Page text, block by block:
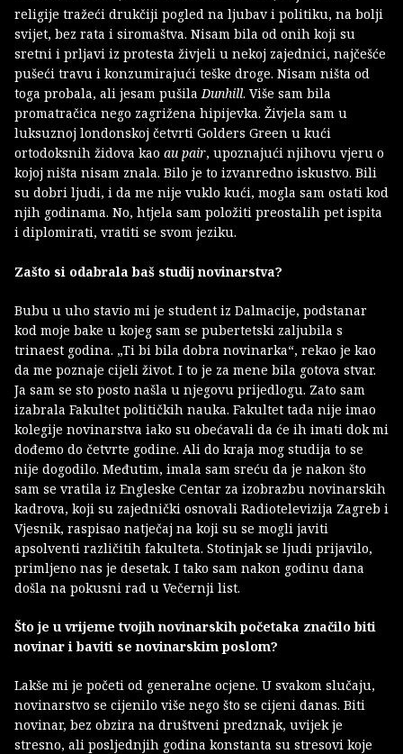
religije tražeći drukčiji pogled na ljubav i politiku, na bolji
svijet, bez rata i siromaštva. Nisam bila od onih koji su
sretni i prljavi iz protesta živjeli u nekoj zajednici, najčešće
pušeći travu i konzumirajući teške droge. Nisam ništa od
toga probala, ali jesam pušilaDunhill. Više sam bila
promatračica nego zagrižena hipijevka. Živjela sam u
luksuznoj londonskoj četvrti Golders Green u kući
ortodoksnih židova kao au pair, upoznajući njihovu vjeru o
kojoj ništa nisam znala. Bilo je to izvanredno iskustvo. Bili
su dobri ljudi, i da me nije vuklo kući, mogla sam ostati kod
njih godinama. No, htjela sam položiti preostalih pet ispita
i diplomirati, vratiti se svom jeziku.
Zašto si odabrala baš studij novinarstva?
Bubu u uho stavio mi je student iz Dalmacije, podstanar
kod moje bake u kojeg sam se pubertetski zaljubila s
trinaest godina. „Ti bi bila dobra novinarka“, rekao je kao
da me poznaje cijeli život. I to je za mene bila gotova stvar.
Ja sam se sto posto našla u njegovu prijedlogu. Zato sam
izabrala Fakultet političkih nauka. Fakultet tada nije imao
kolegije novinarstva iako su obećavali da će ih imati dok mi
dođemo do četvrte godine. Ali do kraja mog studija to se
nije dogodilo. Međutim, imala sam sreću da je nakon što
sam se vratila iz Engleske Centar za izobrazbu novinarskih
kadrova, koji su zajednički osnovali Radiotelevizija Zagreb i
Vjesnik, raspisao natječaj na koji su se mogli javiti
apsolventi različitih fakulteta. Stotinjak se ljudi prijavilo,
primljeno nas je desetak. I tako sam nakon godinu dana
došla na pokusni rad u Večernji list.
Što je u vrijeme tvojih novinarskih početaka značilo biti
novinar i baviti se novinarskim poslom?
Lakše mi je početi od generalne ocjene. U svakom slučaju,
novinarstvo se cijenilo više nego što se cijeni danas. Biti
novinar, bez obzira na društveni predznak, uvijek je
stresno, ali posljednjih godina konstanta su stresovi koje